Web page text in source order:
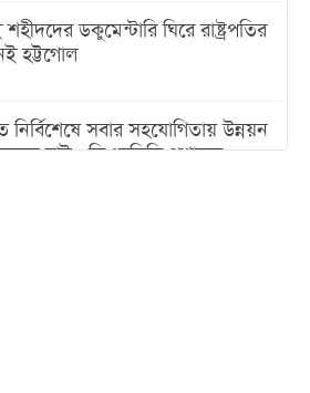
ডকুমেন্টারি ঘিরে রাষ্ট্রপতির
হট্টগোল
সবার সহযোগিতায় উন্নয়ন
চাই : ডিএনসিসি প্রশাসক